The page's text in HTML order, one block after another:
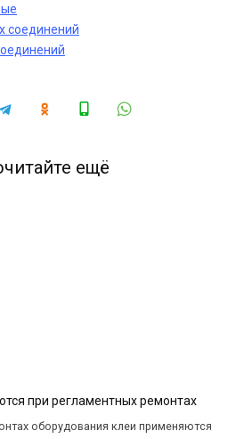
ещё
при регламентных ремонтах
оборудования клеи применяются